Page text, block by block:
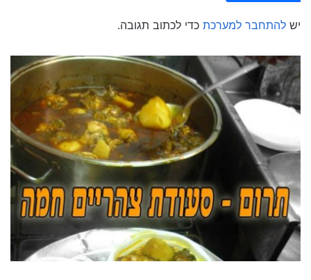
יש להתחבר למערכת כדי לכתוב תגובה.